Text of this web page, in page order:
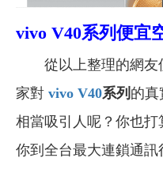
vivo V40系列 便宜
從以上整理的網友
家對 vivo V40系列 的真
相當吸引人呢？你也
你到全台最大連鎖通訊